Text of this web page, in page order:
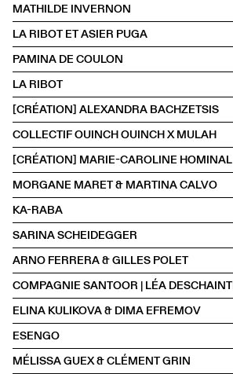
MATHILDE INVERNON
LA RIBOT ET ASIER PUGA
PAMINA DE COULON
LA RIBOT
[CRÉATION] ALEXANDRA BACHZETSIS
COLLECTIF OUINCH OUINCH X MULAH
[CRÉATION] MARIE-CAROLINE HOMINAL
MORGANE MARET & MARTINA CALVO
KA-RABA
SARINA SCHEIDEGGER
ARNO FERRERA & GILLES POLET
ELINA KULIKOVA & DIMA EFREMOV
ESENGO
MÉLISSA GUEX & CLÉMENT GRIN